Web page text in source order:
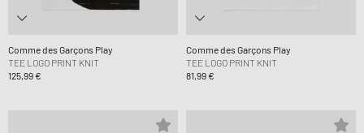
Comme des Garçons Play
TEE LOGO PRINT KNIT
125,99 €
Comme des Garçons Play
TEE LOGO PRINT KNIT
81,99 €